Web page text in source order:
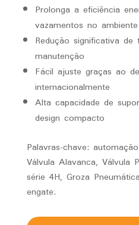
Prolonga a eficiência
vazamentos no
Redução significativa
manutenção
Fácil ajuste graças ao
internacionalmente
Alta capacidade de
design compacto
Palavras-chave:
Válvula Alavanca, Válvula
série 4H, Groza
engate.